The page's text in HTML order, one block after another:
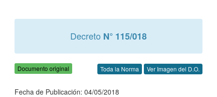
Decreto N° 115/018
Documento original Toda la Norma Ver Imagen del D.O.
Fecha de Publicación: 04/05/2018